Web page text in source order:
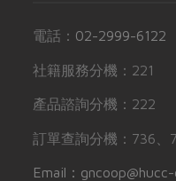
電話： 02-2999-6122
社籍服務分機：221
產品諮詢分機：222
訂單查詢分機：736、
Email：